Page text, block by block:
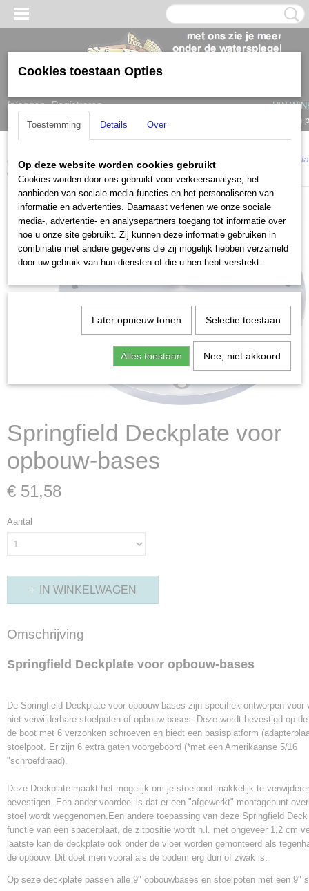
Inloggen Registreren
UW
Geen
Home > Bootaccessoires > Bases/bodemplaten
Springfield
opbouw-bases
Springfield Deckplate voor
opbouw-bases
€ 51,58
Aantal
IN WINKELWAGEN
Omschrijving
Springfield Deckplate voor opbouw-bases
De Springfield Deckplate voor opbouw-bases zijn specifiek ontworpen voor
niet-verwijderbare stoelpoten of opbouw-bases. Deze wordt bevestigd op
de boot met 6 verzonken schroeven en biedt een basisplatform
stoelpoot. Er zijn 6 extra gaten voorgeboord (*met een Amerikaanse 5/16
"schroefdraad).
Deze Deckplate maakt het mogelijk om je stoelpoot makkelijk te
bevestigen. Een ander voordeel is dat er een "afgewerkt" montagepunt
stoel wordt weggenomen.Een andere toepassing van deze Springfield
functie van een spacerplaat, de zitpositie wordt n.l. met ongeveer 1,2 cm
laatste kan de deckplate ook onder de vloer worden gemonteerd als
de opbouw. Dit doet men vooral als de bodem erg dun of zwak is.
Op seze deckplate passen alle 9" opbouwbases en stoelpoten met een 9"
Cookies toestaan Opties
Toestemming Details Over
Op deze website worden cookies gebruikt
Cookies worden door ons gebruikt voor verkeersanalyse, het
aanbieden van sociale media-functies en het personaliseren van
informatie en advertenties. Daarnaast verlenen we onze sociale
media-, advertentie- en analysepartners toegang tot informatie over
hoe u onze site gebruikt. Zij kunnen deze informatie gebruiken in
combinatie met andere gegevens die zij mogelijk hebben verzameld
door uw gebruik van hun diensten of die u hen hebt verstrekt.
Later opnieuw tonen Selectie toestaan
Alles toestaan Nee, niet akkoord